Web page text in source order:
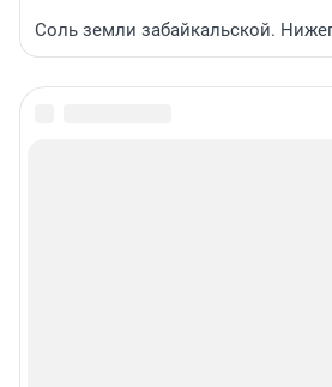
Соль земли забайкальской.